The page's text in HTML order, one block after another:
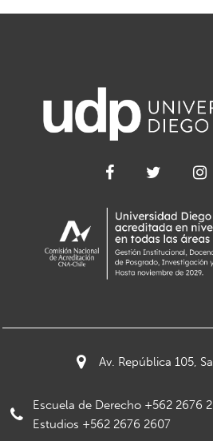
Av. República 105,
Escuela de Derecho +562 2676
Estudios +562 2676 2607